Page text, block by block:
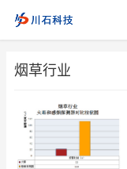
烟草行业